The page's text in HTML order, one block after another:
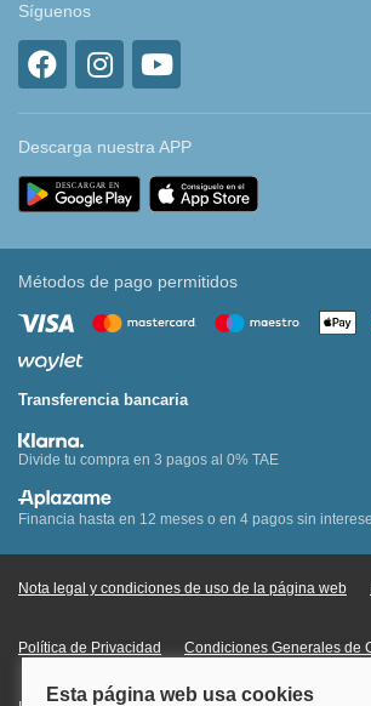
Síguenos
Descarga nuestra APP
Métodos de pago permitidos
Transferencia bancaria
Divide tu compra en 3 pagos al 0% TAE
Financia hasta en 12 meses o en 4 pagos sin
Nota legal y condiciones de uso de la página web
Política de Privacidad Condiciones Generales de